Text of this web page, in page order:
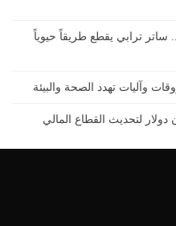
ترابي يقطع طريقاً حيوياً
وآليات تهدد الصحة والبيئة